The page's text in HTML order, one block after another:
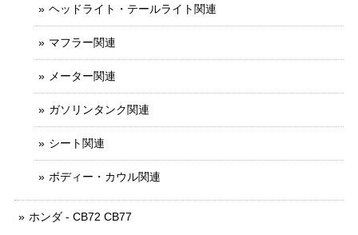
ヘッドライト・テールライト関連
マフラー関連
メーター関連
ガソリンタンク関連
シート関連
ボディー・カウル関連
ホンダ - CB72 CB77